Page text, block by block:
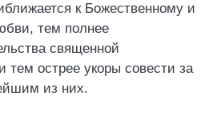
к Божественному и
тем полнее
священной
тем острее укоры совести за
из них.